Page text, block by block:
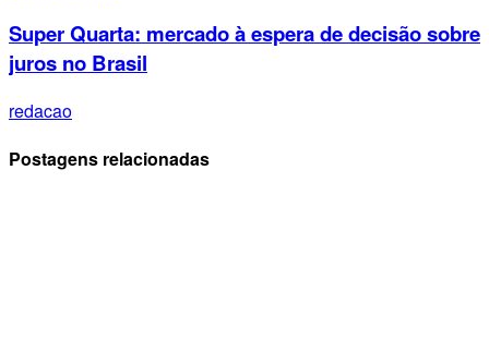
Super Quarta: mercado à espera de decisão sobre
juros no Brasil
redacao
Postagens relacionadas